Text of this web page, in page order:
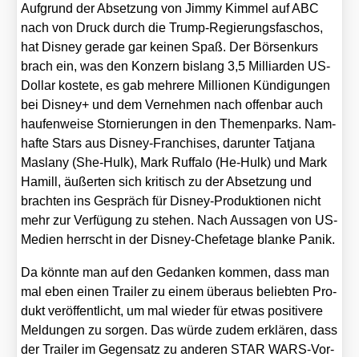
Auf­grund der Abset­zung von Jim­my Kim­mel auf ABC
nach von Druck durch die Trump-Regie­rungs­fa­schos,
hat Dis­ney gera­de gar kei­nen Spaß. Der Bör­sen­kurs
brach ein, was den Kon­zern bis­lang 3,5 Mil­li­ar­den US-
Dol­lar kos­te­te, es gab meh­re­re Mil­lio­nen Kün­di­gun­gen
bei Dis­ney+ und dem Ver­neh­men nach offen­bar auch
hau­fen­wei­se Stor­nie­run­gen in den The­men­parks. Nam­
haf­te Stars aus Dis­ney-Fran­chi­ses, dar­un­ter Tat­ja­na
Mas­la­ny (She-Hulk), Mark Ruf­fa­lo (He-Hulk) und Mark
Hamill, äußer­ten sich kri­tisch zu der Abset­zung und
brach­ten ins Gespräch für Dis­ney-Pro­duk­tio­nen nicht
mehr zur Ver­fü­gung zu ste­hen. Nach Aus­sa­gen von US-
Medi­en herrscht in der Dis­ney-Chef­eta­ge blan­ke Panik.
Da könn­te man auf den Gedan­ken kom­men, dass man
mal eben einen Trai­ler zu einem über­aus belieb­ten Pro­
dukt ver­öf­fent­licht, um mal wie­der für etwas posi­ti­ve­re
Mel­dun­gen zu sor­gen. Das wür­de zudem erklä­ren, dass
der Trai­ler im Gegen­satz zu ande­ren STAR WARS-Vor­